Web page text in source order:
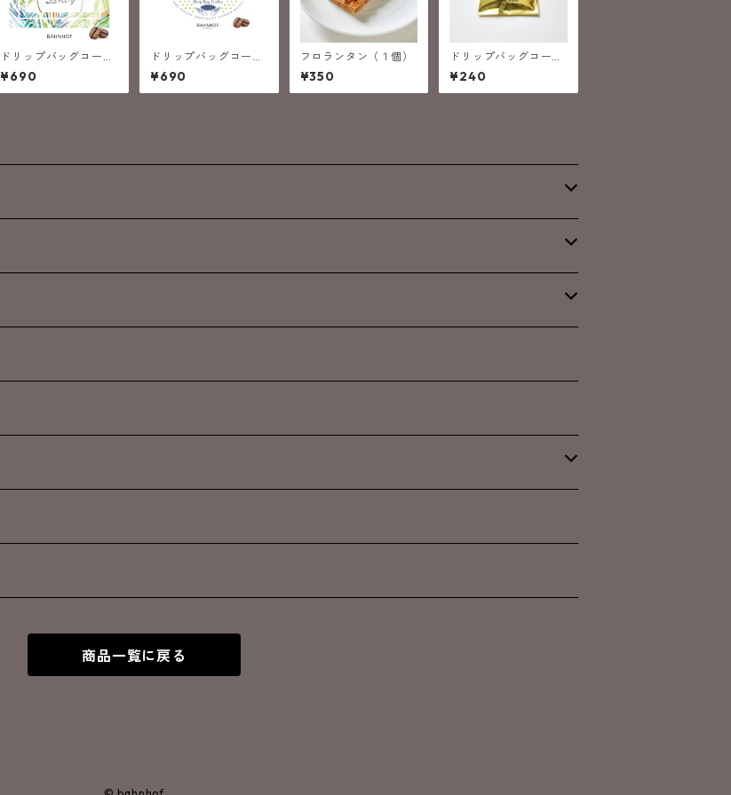
ドリップバッグコーヒ
ー / ハワイ コナ エ
クストラファンシー
¥690
ドリップバッグコーヒ
ー/パナマ ドンパチ ゲ
イシャ
¥690
フロランタン（１個）
¥350
ドリップバッグコーヒ
ー/イタリアン・ブレ
ンド
¥240
商品一覧に戻る